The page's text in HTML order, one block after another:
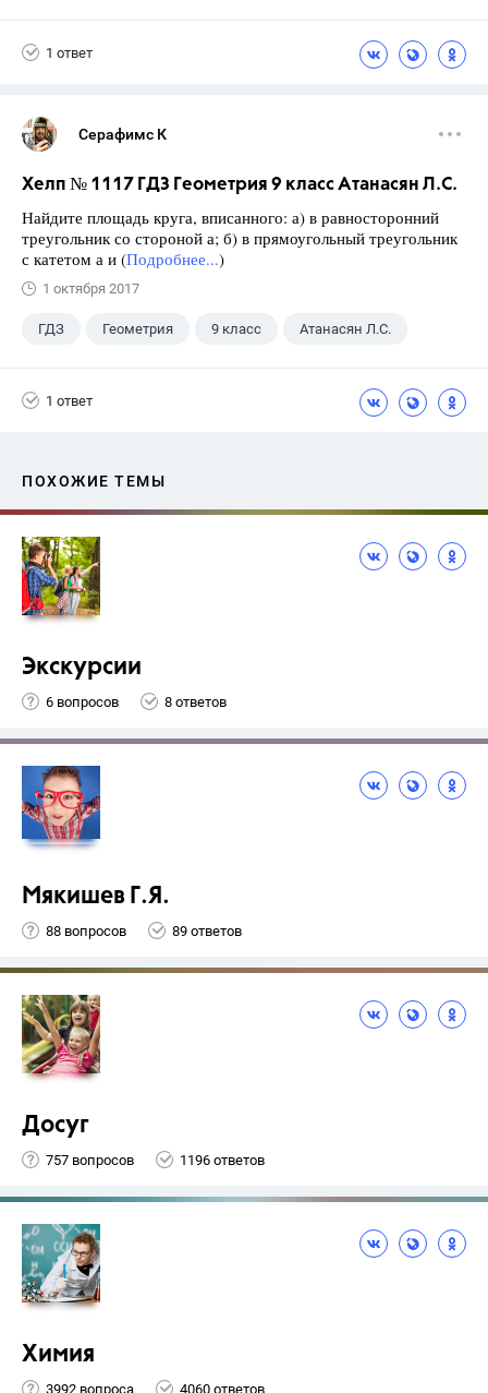
1 ответ
Серафимс К
Хелп № 1117 ГДЗ Геометрия 9 класс Атанасян Л.С.
Найдите площадь круга, вписанного: а) в равносторонний
треугольник со стороной а; б) в прямоугольный треугольник
с катетом а и (Подробнее...)
1 октября 2017
ГДЗ Геометрия 9 класс Атанасян Л.С.
1 ответ
ПОХОЖИЕ ТЕМЫ
Экскурсии
6 вопросов 8 ответов
Мякишев Г.Я.
88 вопросов 89 ответов
Досуг
757 вопросов 1196 ответов
Химия
3992 вопроса 4060 ответов